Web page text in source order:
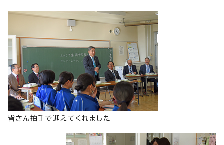
皆さん拍手で迎えてくれました